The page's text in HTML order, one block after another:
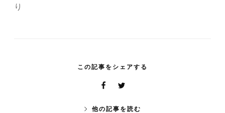
り
この記事をシェアする
他の記事を読む